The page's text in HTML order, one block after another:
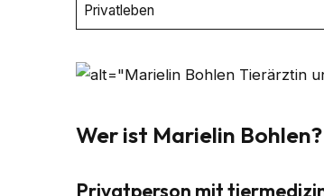
Privatleben
Wer ist Marielin Bohlen?
Privatperson mit